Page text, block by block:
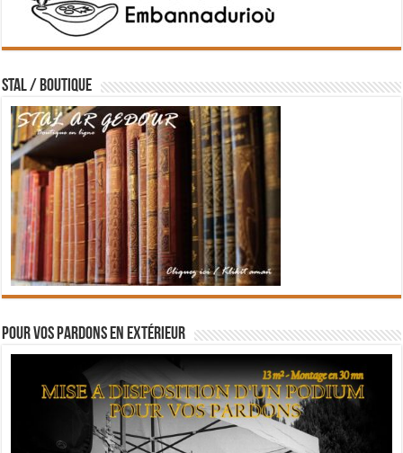
STAL / BOUTIQUE
Pour vos pardons en extérieur